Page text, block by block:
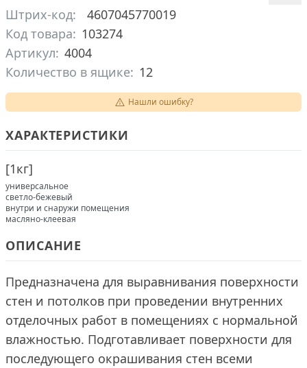
Штрих-код:
4607045770019
Код товара: 103274
Артикул: 4004
Количество в ящике: 12
Нашли ошибку?
ХАРАКТЕРИСТИКИ
[1кг]
универсальное
светло-бежевый
внутри и снаружи помещения
масляно-клеевая
ОПИСАНИЕ
Предназначена для выравнивания поверхности
стен и потолков при проведении внутренних
отделочных работ в помещениях с нормальной
влажностью. Подготавливает поверхности для
последующего окрашивания стен всеми